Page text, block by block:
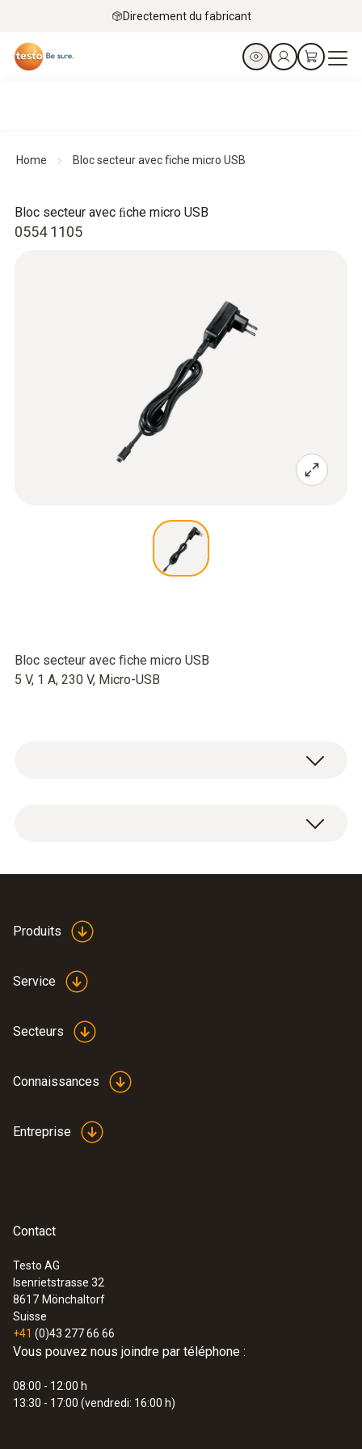
Directement du fabricant
Home Bloc secteur avec ﬁche micro USB
0554 1105
Bloc secteur avec ﬁche micro USB
Bloc secteur avec ﬁche micro USB
5 V, 1 A, 230 V, Micro-USB
CO-/CO2 pour mesures ambiantes
CHF 1'281.00
Produits
Service
Secteurs
Connaissances
Entreprise
Contact
Testo AG
Isenrietstrasse 32
8617 Mönchaltorf
Suisse
+41 (0)43 277 66 66
Vous pouvez nous joindre par téléphone :
08:00 - 12:00 h
13:30 - 17:00 (vendredi: 16:00 h)